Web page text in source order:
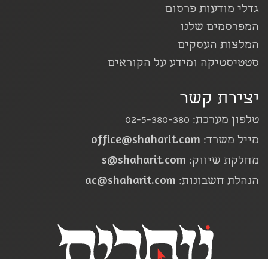
גדלי מודעות פרסום
המפרסמים שלנו
המלצות העסקים
סטטיסטיקה ומידע על הקוראים
יצירת קשר
טלפון מערכת: 02-5-380-380
מייל משרד: office@shaharit.com
מחלקת שיווק: s@shaharit.com
הנהלת חשבונות: ac@shaharit.com